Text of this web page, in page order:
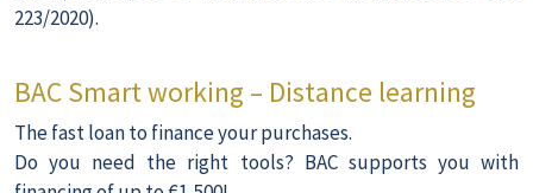
223/2020).
BAC Smart working – Distance learning
The fast loan to finance your purchases.
Do you need the right tools? BAC supports you with